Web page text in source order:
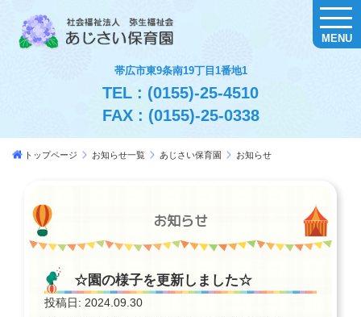
帯広市東9条南19丁目1番地1
TEL : (0155)-25-4510
FAX : (0155)-25-0338
MENU
トップページ お知らせ一覧 あじさい保育園 お知らせ
お知らせ
☆園の様子を更新しました☆
投稿日: 2024.09.30